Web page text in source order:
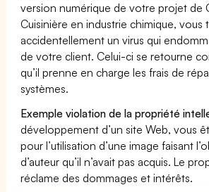
version numérique de votre projet de
Cuisinière en industrie chimique, vous
accidentellement un virus qui
de votre client. Celui-ci se retourne
qu’il prenne en charge les frais de
systèmes.
Exemple violation de la propriété
développement d’un site Web, vous
pour l’utilisation d’une image faisant
d’auteur qu’il n’avait pas acquis. Le
réclame des dommages et intérêts.